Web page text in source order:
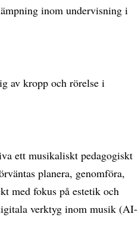
inom undervisning i
av kropp och rörelse i
ett musikaliskt pedagogiskt
planera, genomföra,
med fokus på estetik och
verktyg inom musik (AI-